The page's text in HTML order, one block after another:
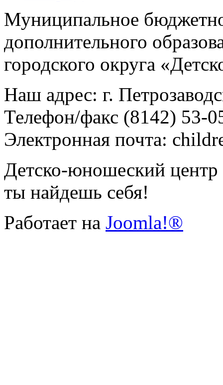
Муниципальное
дополнительного
городского округа
Наш адрес: г.
Телефон/факс (8142) 53-
Электронная почта:
Детско-юношеский центр
ты найдешь себя!
Работает на Joomla!®